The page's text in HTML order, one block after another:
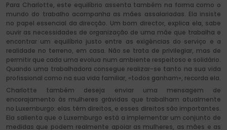
Para Charlotte, este equilíbrio assenta também na forma como o
mundo do trabalho acompanha as mães assalariadas. Ela insiste
no papel essencial da direcção. Um bom director, explica ela, sabe
ouvir as necessidades de organização de uma mãe que trabalha e
encontrar um equilíbrio justo entre as exigências do serviço e a
realidade no terreno, em casa. Não se trata de privilegiar, mas de
permitir que cada uma evolua num ambiente respeitoso e solidário.
Quando uma trabalhadora consegue realizar-se tanto na sua vida
profissional como na sua vida familiar, «todos ganham», recorda ela.
Charlotte também deseja enviar uma mensagem de
encorajamento às mulheres grávidas que trabalham atualmente
no Luxemburgo: elas têm direitos, e esses direitos são importantes.
Ela salienta que o Luxemburgo está a implementar um conjunto de
medidas que podem realmente apoiar as mulheres, as mães e as